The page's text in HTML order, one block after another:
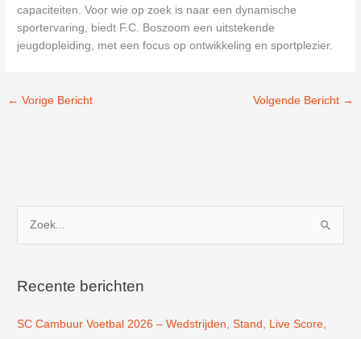
capaciteiten. Voor wie op zoek is naar een dynamische
sportervaring, biedt F.C. Boszoom een uitstekende
jeugdopleiding, met een focus op ontwikkeling en sportplezier.
← Vorige Bericht Volgende Bericht →
k
a
Recente berichten
SC Cambuur Voetbal 2026 – Wedstrijden, Stand, Live Score,